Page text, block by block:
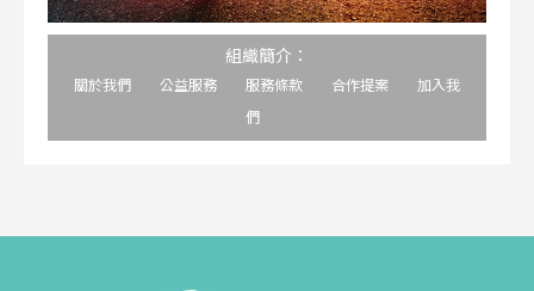
組織簡介：
關於我們 公益服務 服務條款 合作提案
加入我
們